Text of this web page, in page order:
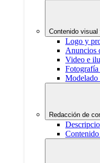
Contenido
Logo y
Anuncios
Video e
Fotografía
Modelado
Redacción de